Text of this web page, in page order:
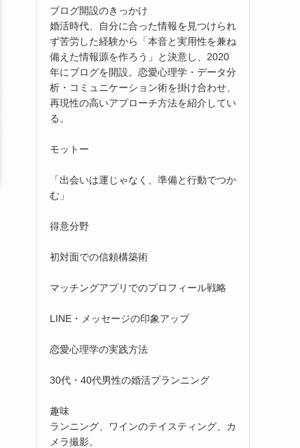
ブログ開設のきっかけ
婚活時代、自分に合った情報を見つけられ
ず苦労した経験から「本音と実用性を兼ね
備えた情報源を作ろう」と決意し、2020
年にブログを開設。恋愛心理学・データ分
析・コミュニケーション術を掛け合わせ、
再現性の高いアプローチ方法を紹介してい
る。
モットー
「出会いは運じゃなく、準備と行動でつか
む」
得意分野
初対面での信頼構築術
マッチングアプリでのプロフィール戦略
LINE・メッセージの印象アップ
恋愛心理学の実践方法
30代・40代男性の婚活プランニング
趣味
ランニング、ワインのテイスティング、カ
メラ撮影。